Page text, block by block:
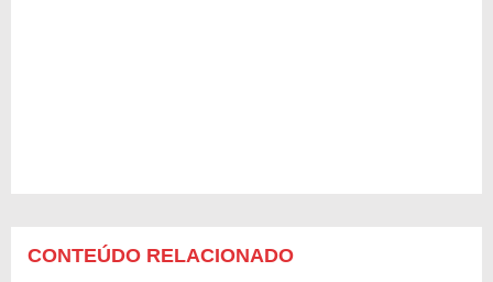
CONTEÚDO RELACIONADO